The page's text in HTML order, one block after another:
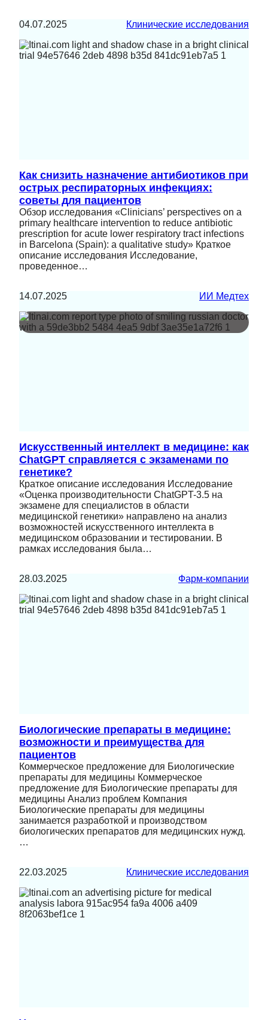
04.07.2025 Клинические исследования
Как снизить назначение антибиотиков при
острых респираторных инфекциях:
советы для пациентов
Обзор исследования «Clinicians’ perspectives on a
primary healthcare intervention to reduce antibiotic
prescription for acute lower respiratory tract infections
in Barcelona (Spain): a qualitative study» Краткое
описание исследования Исследование,
проведенное…
14.07.2025 ИИ Медтех
Искусственный интеллект в медицине: как
ChatGPT справляется с экзаменами по
генетике?
Краткое описание исследования Исследование
«Оценка производительности ChatGPT-3.5 на
экзамене для специалистов в области
медицинской генетики» направлено на анализ
возможностей искусственного интеллекта в
медицинском образовании и тестировании. В
рамках исследования была…
28.03.2025 Фарм-компании
Биологические препараты в медицине:
возможности и преимущества для
пациентов
Коммерческое предложение для Биологические
препараты для медицины Коммерческое
предложение для Биологические препараты для
медицины Анализ проблем Компания
Биологические препараты для медицины
занимается разработкой и производством
биологических препаратов для медицинских нужд.
…
22.03.2025 Клинические исследования